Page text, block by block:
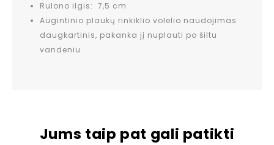
Rulono ilgis: 7,5 cm
Augintinio plaukų rinkiklio volelio naudojimas
daugkartinis, pakanka jį nuplauti po šiltu
vandeniu
Jums taip pat gali patikti